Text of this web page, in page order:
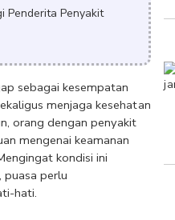
Penderita Penyakit
sebagai kesempatan
menjaga kesehatan
orang dengan penyakit
mengenai keamanan
kondisi ini
puasa perlu
hati.